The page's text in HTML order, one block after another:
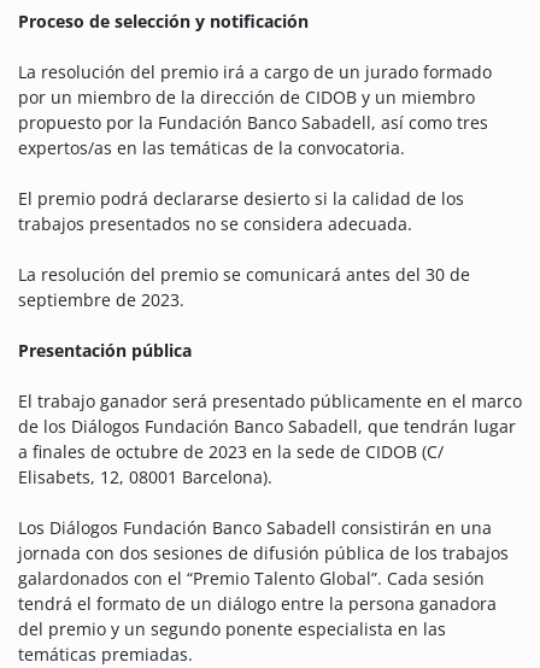
Proceso de selección y notificación
La resolución del premio irá a cargo de un jurado formado
por un miembro de la dirección de CIDOB y un miembro
propuesto por la Fundación Banco Sabadell, así como tres
expertos/as en las temáticas de la convocatoria.
El premio podrá declararse desierto si la calidad de los
trabajos presentados no se considera adecuada.
La resolución del premio se comunicará antes del 30 de
septiembre de 2023.
Presentación pública
El trabajo ganador será presentado públicamente en el marco
de los Diálogos Fundación Banco Sabadell, que tendrán lugar
a finales de octubre de 2023 en la sede de CIDOB (C/
Elisabets, 12, 08001 Barcelona).
Los Diálogos Fundación Banco Sabadell consistirán en una
jornada con dos sesiones de difusión pública de los trabajos
galardonados con el “Premio Talento Global”. Cada sesión
tendrá el formato de un diálogo entre la persona ganadora
del premio y un segundo ponente especialista en las
temáticas premiadas.